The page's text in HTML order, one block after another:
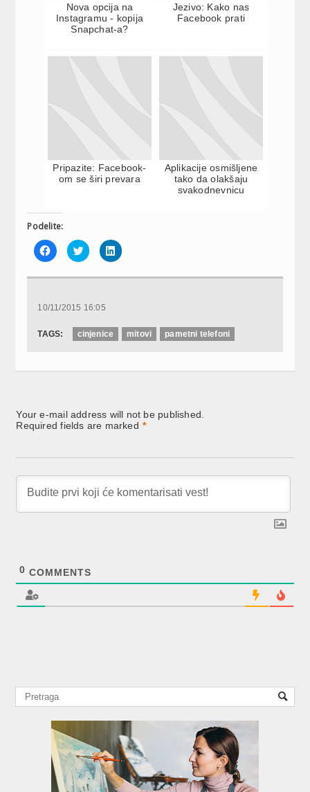
Nova opcija na
Instagramu - kopija
Snapchat-a?
Jezivo: Kako nas
Facebook prati
Pripazite: Facebook-
om se širi prevara
Aplikacije osmišljene
tako da olakšaju
svakodnevnicu
Podelite:
Click
to
share
Facebook
new
Click
to
share
Twitter
new
Click
to
LinkedIn
10/11/2015 16:05
TAGS: cinjenice mitovi pametni telefoni
Your e-mail address will not be published.
Required fields are marked *
0 COMMENTS